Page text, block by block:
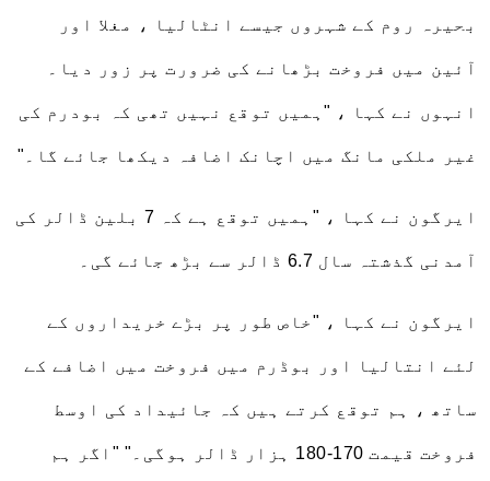
بحیرہ روم کے شہروں جیسے انٹالیا ، مغلا اور
آئین میں فروخت بڑھانے کی ضرورت پر زور دیا۔
انہوں نے کہا ، "ہمیں توقع نہیں تھی کہ بودرم کی
غیر ملکی مانگ میں اچانک اضافہ دیکھا جائے گا۔"
ایرگون نے کہا ، "ہمیں توقع ہے کہ 7 بلین ڈالر کی
آمدنی گذشتہ سال 6.7 ڈالر سے بڑھ جائے گی۔
ایرگون نے کہا ، "خاص طور پر بڑے خریداروں کے
لئے انتالیا اور بوڈرم میں فروخت میں اضافے کے
ساتھ ، ہم توقع کرتے ہیں کہ جائیداد کی اوسط
فروخت قیمت 170-180 ہزار ڈالر ہوگی۔" "اگر ہم